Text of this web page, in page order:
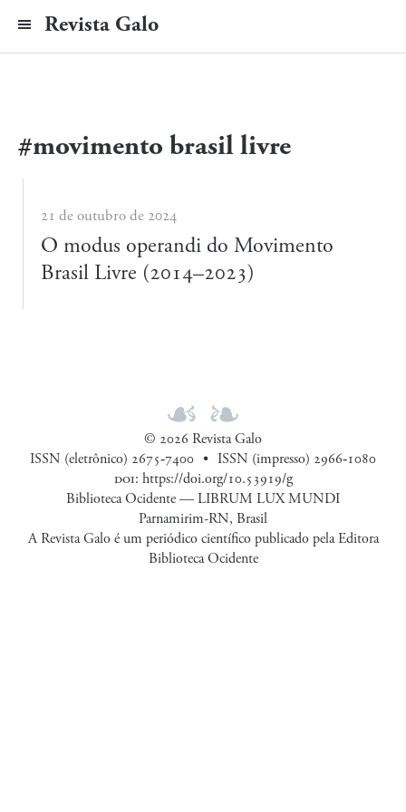
Revista Galo
#movimento brasil livre
21 de outubro de 2024
O modus operandi do Movimento
Brasil Livre (2014–2023)
© 2026 Revista Galo
ISSN (eletrônico) 2675‑7400
ISSN (impresso) 2966‑1080
doi: https://doi.org/10.53919/g
Biblioteca Ocidente — LIBRUM LUX MUNDI
Parnamirim-RN, Brasil
A Revista Galo é um periódico científico publicado pela Editora
Biblioteca Ocidente